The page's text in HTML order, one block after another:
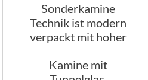
Sonderkamine
Technik ist modern
verpackt mit hoher
Kamine mit